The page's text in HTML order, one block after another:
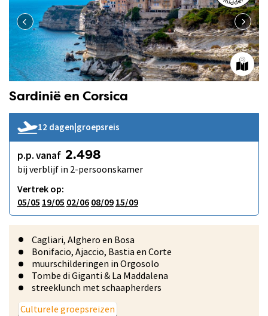
Sardinië en Corsica
12 dagen groepsreis
p.p. vanaf 2.498
bij verblijf in 2-persoonskamer
Vertrek op:
05/05 19/05 02/06 08/09 15/09
Cagliari, Alghero en Bosa
Bonifacio, Ajaccio, Bastia en Corte
muurschilderingen in Orgosolo
Tombe di Giganti & La Maddalena
streeklunch met schaapherders
Culturele groepsreizen